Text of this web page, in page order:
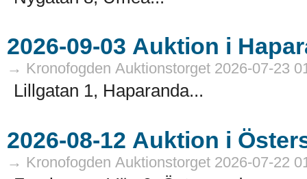
→ Kronofogden Auktionstorget 2026-07-23
Lillgatan 1, Haparanda...
→ Kronofogden Auktionstorget 2026-07-22